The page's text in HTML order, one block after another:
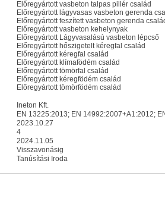
Előregyártott vasbeton talpas pillér család
Előregyártott lágyvasas vasbeton gerenda
Előregyártott feszített vasbeton gerenda
Előregyártott vasbeton kehelynyak
Előregyártott Lágyvasalású vasbeton lépcső
Előregyártott hőszigetelt kéregfal család
Előregyártott kéregfal család
Előregyártott klímafödém család
Előregyártott tömörfal család
Előregyártott kéregfödém család
Előregyártott tömörfödém család
Ineton Kft.
EN 13225:2013; EN 14992:2007+A1:2012;
2023.10.27
4
2024.11.05
Visszavonásig
Tanúsítási Iroda